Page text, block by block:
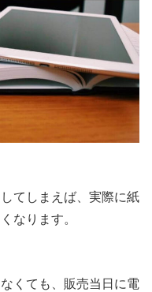
てしまえば、実際に紙
なります。
くても、販売当日に電